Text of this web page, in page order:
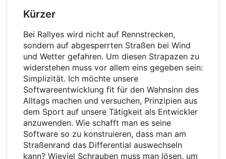
Kürzer
Bei Rallyes wird nicht auf Rennstrecken,
sondern auf abgesperrten Straßen bei Wind
und Wetter gefahren. Um diesen Strapazen zu
widerstehen muss vor allem eins gegeben sein:
Simplizität. Ich möchte unsere
Softwareentwicklung fit für den Wahnsinn des
Alltags machen und versuchen, Prinzipien aus
dem Sport auf unsere Tätigkeit als Entwickler
anzuwenden. Wie schafft man es seine
Software so zu konstruieren, dass man am
Straßenrand das Differential auswechseln
kann? Wieviel Schrauben muss man lösen, um